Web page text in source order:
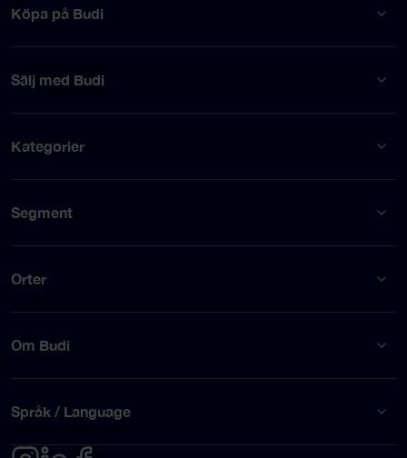
Köpa på Budi
Sälj med Budi
Kategorier
Segment
Orter
Om Budi
Språk / Language